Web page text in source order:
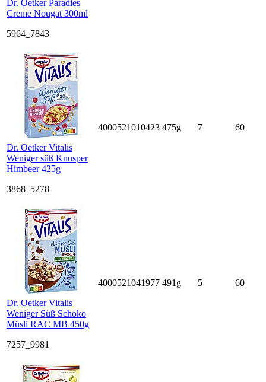
Dr. Oetker Paradies
Creme Nougat 300ml
5964_7843
Dr. Oetker Vitalis
Weniger süß Knusper
Himbeer 425g
3868_5278
4000521010423 475g 7 60
Dr. Oetker Vitalis
Weniger Süß Schoko
Müsli RAC MB 450g
7257_9981
4000521041977 491g 5 60